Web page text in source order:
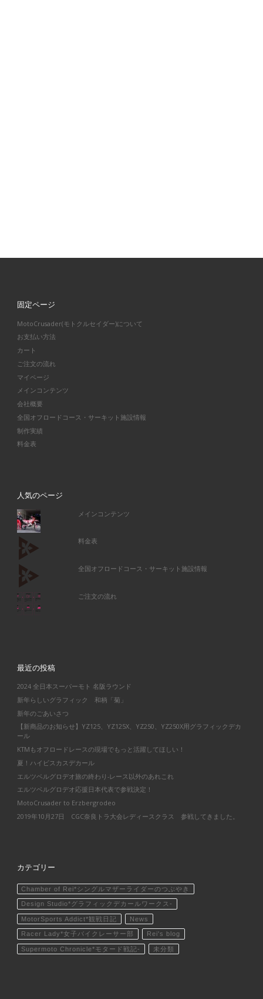
固定ページ
MotoCrusader(モトクルセイダー)について
お支払い方法
カート
ご注文の流れ
マイページ
メインコンテンツ
会社概要
全国オフロードコース・サーキット施設情報
制作実績
料金表
人気のページ
メインコンテンツ
料金表
全国オフロードコース・サーキット施設情報
ご注文の流れ
最近の投稿
2024 全日本スーパーモト 名阪ラウンド
新年らしいグラフィック 和柄「菊」
新年のごあいさつ
【新商品のお知らせ】YZ125、YZ125X、YZ250、YZ250X用グラフィックデカ
ール
KTMもオフロードレースの現場でもっと活躍してほしい！
夏！ハイビスカスデカール
エルツベルグロデオ旅の終わり-レース以外のあれこれ
エルツベルグロデオ応援日本代表で参戦決定！
MotoCrusader to Erzbergrodeo
2019年10月27日 CGC奈良トラ大会レディースクラス 参戦してきました。
カテゴリー
Chamber of Rei*シングルマザーライダーのつぶやき
Design Studio*グラフィックデカールワークス-
MotorSports Addict*観戦日記 News
Racer Lady*女子バイクレーサー部 Rei's blog
Supermoto Chronicle*モタード戦記- 未分類